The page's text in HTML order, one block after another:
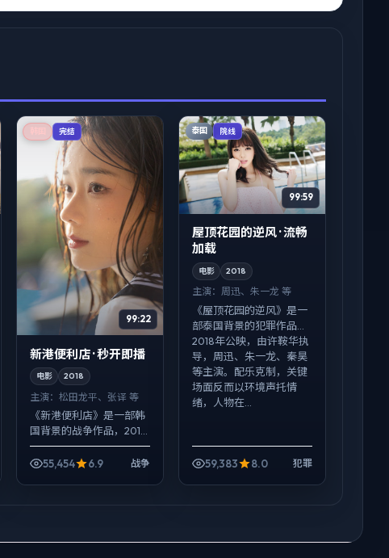
完结
99:22
新港便利店 · 秒开即播
电影 2018
主演：松田龙平、张译 等
《新港便利店》是一部韩
国背景的战争作品，2018
年公映，由是枝裕和执
导，松田龙平、张译、马
55,454 6.9 战争
泰国 院线
99:59
屋顶花园的逆风 · 流畅
加载
电影 2018
主演： 周迅、朱一龙 等
《屋顶花园的逆风》是一
部泰国背景的犯罪作品，
2018年公映，由许鞍华执
导，周迅、朱一龙、秦昊
等主演。配乐克制，关键
场面反而以环境声托情
绪，人物在...
59,383 8.0 犯罪